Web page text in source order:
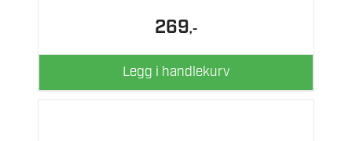
269,-
Legg i handlekurv